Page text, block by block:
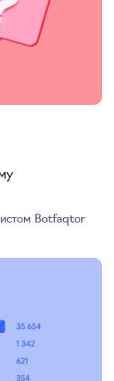
Botfaqtor